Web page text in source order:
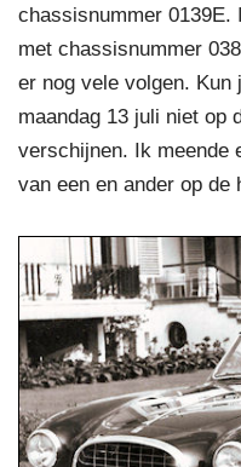
chassisnummer 0139E.
met chassisnummer
er nog vele volgen.
maandag 13 juli niet op
verschijnen. Ik meende
van een en ander op de